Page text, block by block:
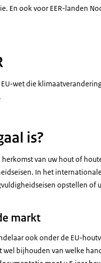
En ook voor EER-landen
EU-wet die
.
is?
van uw hout of
In het
opstellen of
markt
ook onder de EU-
wel bijhouden van welke